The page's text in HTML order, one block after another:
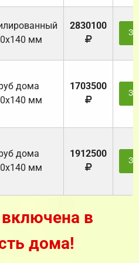
мм
2830100
дома
мм
1703500
дома
мм
1912500
в
дома!